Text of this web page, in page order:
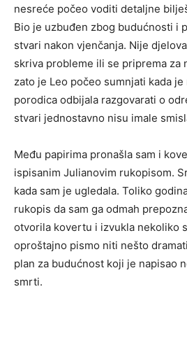
nesreće počeo voditi detaljne
Bio je uzbuđen zbog budućnosti i
stvari nakon vjenčanja. Nije
skriva probleme ili se priprema za
zato je Leo počeo sumnjati kada
porodica odbijala razgovarati o
stvari jednostavno nisu imale
Među papirima pronašla sam i
ispisanim Julianovim rukopisom.
kada sam je ugledala. Toliko
rukopis da sam ga odmah
otvorila kovertu i izvukla nekoliko
oproštajno pismo niti nešto
plan za budućnost koji je napisao
smrti.